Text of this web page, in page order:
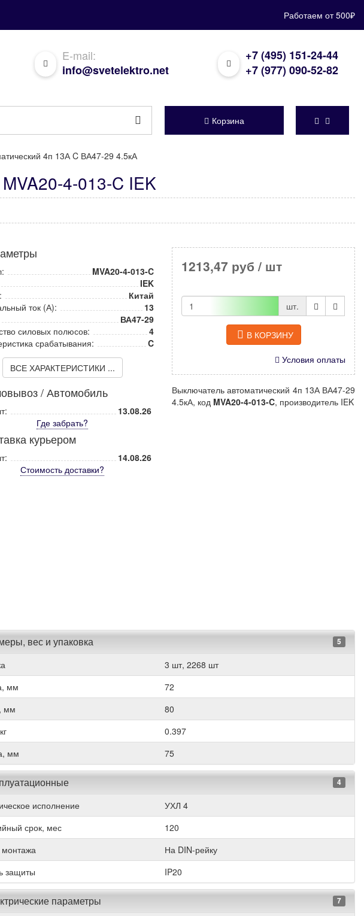
Работаем от 500₽
E-mail:
info@svetelektro.net
+7 (495) 151-24-44
+7 (977) 090-52-82
Корзина
4п 13А C ВА47-29 4.5кА
4-013-C IEK
MVA20-4-013-C
IEK
Китай
ток (А):
13
ВА47-29
силовых полюсов:
4
срабатывания:
C
ВСЕ ХАРАКТЕРИСТИКИ ...
/ Автомобиль
13.08.26
Где забрать?
курьером
14.08.26
Стоимость доставки?
1213,47 руб / шт
шт.
В КОРЗИНУ
Условия оплаты
Выключатель автоматический 4п 13А ВА47-29
4.5кА, код MVA20-4-013-C, производитель IEK
вес и упаковка 5
3 шт, 2268 шт
мм
72
мм
80
0.397
мм
75
4
исполнение
УХЛ 4
срок, мес
120
На DIN-рейку
защиты
IP20
параметры 7